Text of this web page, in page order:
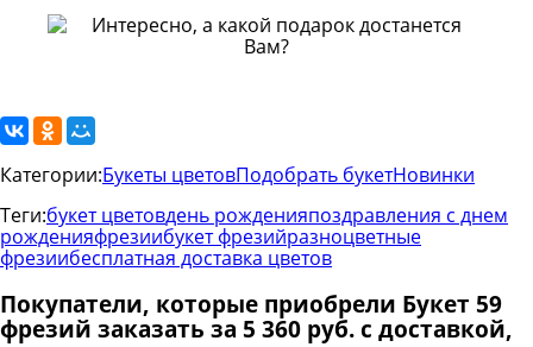
Категории:Букеты цветовПодобрать букетНовинки
Теги:букет цветовдень рожденияпоздравления с днем
рожденияфрезиибукет фрезийразноцветные
фрезиибесплатная доставка цветов
Покупатели, которые приобрели Букет 59
фрезий заказать за 5 360 руб. с доставкой,